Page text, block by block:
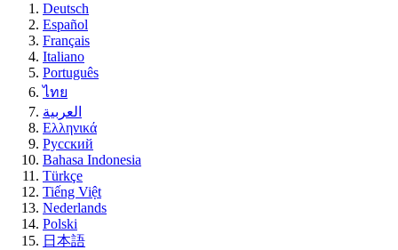
Deutsch
Español
Français
Italiano
Português
ไทย
العربية
Ελληνικά
Русский
Bahasa Indonesia
Türkçe
Tiếng Việt
Nederlands
Polski
日本語